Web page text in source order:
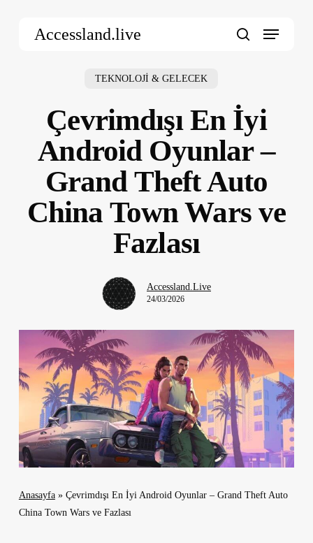
Accessland.live Menu
TEKNOLOJİ & GELECEK
Çevrimdışı En İyi
Android Oyunlar –
Grand Theft Auto
China Town Wars ve
Fazlası
Accessland.Live
24/03/2026
Anasayfa» Çevrimdışı En İyi Android Oyunlar – Grand Theft Auto
China Town Wars ve Fazlası